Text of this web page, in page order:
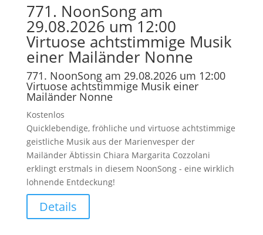
771. NoonSong am
29.08.2026 um 12:00
Virtuose achtstimmige Musik
einer Mailänder Nonne
771. NoonSong am 29.08.2026 um 12:00
Virtuose achtstimmige Musik einer
Mailänder Nonne
Kostenlos
Quicklebendige, fröhliche und virtuose achtstimmige
geistliche Musik aus der Marienvesper der
Mailänder Äbtissin Chiara Margarita Cozzolani
erklingt erstmals in diesem NoonSong - eine wirklich
lohnende Entdeckung!
Details